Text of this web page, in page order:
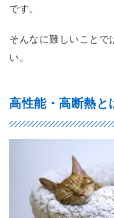
です。
そんなに難しいことで
い。
高性能・高断熱と